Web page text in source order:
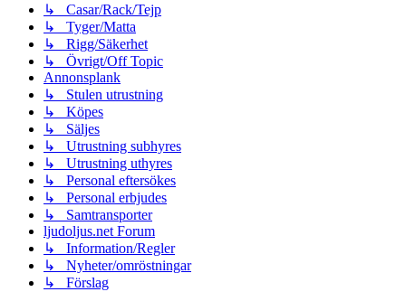
↳ Casar/Rack/Tejp
↳ Tyger/Matta
↳ Rigg/Säkerhet
↳ Övrigt/Off Topic
Annonsplank
↳ Stulen utrustning
↳ Köpes
↳ Säljes
↳ Utrustning subhyres
↳ Utrustning uthyres
↳ Personal eftersökes
↳ Personal erbjudes
↳ Samtransporter
ljudoljus.net Forum
↳ Information/Regler
↳ Nyheter/omröstningar
↳ Förslag